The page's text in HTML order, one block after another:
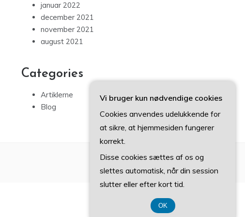
januar 2022
december 2021
november 2021
august 2021
Categories
Artiklerne
Blog
Vi bruger kun nødvendige cookies
Cookies anvendes udelukkende for
at sikre, at hjemmesiden fungerer
korrekt.
Disse cookies sættes af os og
slettes automatisk, når din session
slutter eller efter kort tid.
OK